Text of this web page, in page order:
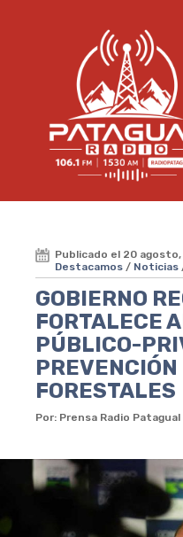
Publicado el 20 agosto,
Destacamos / Noticias
GOBIERNO
FORTALECE
PÚBLICO-
FORESTALES
Por: Prensa Radio Patagual